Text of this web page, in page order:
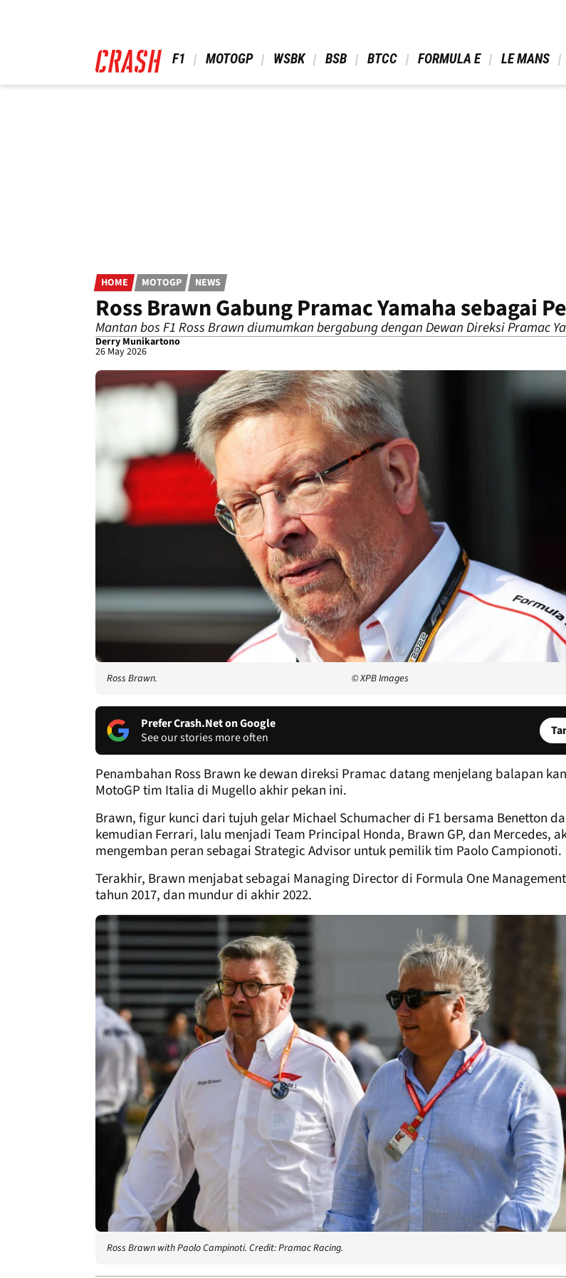
F1 MOTOGP WSBK BSB BTCC FORMULA E LE MANS
HOME MOTOGP NEWS
Ross Brawn Gabung Pramac Yamaha sebagai
Mantan bos F1 Ross Brawn diumumkan bergabung dengan Dewan Direksi Pramac
Derry Munikartono
26 May 2026
Ross Brawn. © XPB Images
Prefer Crash.Net on Google
See our stories more often
Penambahan Ross Brawn ke dewan direksi Pramac datang menjelang balapan
MotoGP tim Italia di Mugello akhir pekan ini.
Brawn, figur kunci dari tujuh gelar Michael Schumacher di F1 bersama Benetton
kemudian Ferrari, lalu menjadi Team Principal Honda, Brawn GP, dan Mercedes,
mengemban peran sebagai Strategic Advisor untuk pemilik tim Paolo Campionoti.
Terakhir, Brawn menjabat sebagai Managing Director di Formula One
tahun 2017, dan mundur di akhir 2022.
Ross Brawn with Paolo Campinoti. Credit: Pramac Racing.